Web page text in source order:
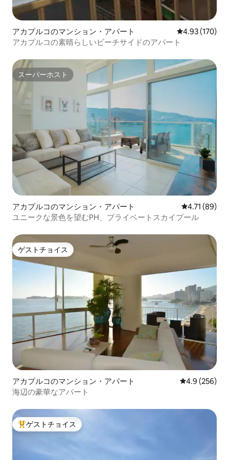
アカプルコのマンション・アパート レビュー170
4.93 (170)
アカプルコの素晴らしいビーチサイドのアパート
スーパーホスト
スーパーホスト
アカプルコのマンション・アパート レビュー89
4.71 (89)
ユニークな景色を望むPH、プライベートスカイプール
ゲストチョイス
ゲストチョイス
アカプルコのマンション・アパート レビュー256
4.9 (256)
海辺の豪華なアパート
大好評のゲストチョイスです。
ゲストチョイス